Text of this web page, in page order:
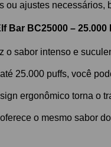
ou ajustes necessários,
Bar BC25000 – 25.000
o sabor intenso e
25.000 puffs, você
ergonômico torna o
o mesmo sabor